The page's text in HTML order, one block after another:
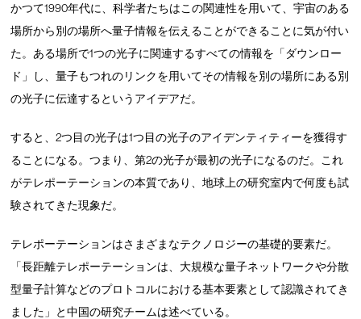
かつて1990年代に、科学者たちはこの関連性を用いて、宇宙のある
場所から別の場所へ量子情報を伝えることができることに気が付い
た。ある場所で1つの光子に関連するすべての情報を「ダウンロー
ド」し、量子もつれのリンクを用いてその情報を別の場所にある別
の光子に伝達するというアイデアだ。
すると、2つ目の光子は1つ目の光子のアイデンティティーを獲得す
ることになる。つまり、第2の光子が最初の光子になるのだ。これ
がテレポーテーションの本質であり、地球上の研究室内で何度も試
験されてきた現象だ。
テレポーテーションはさまざまなテクノロジーの基礎的要素だ。
「長距離テレポーテーションは、大規模な量子ネットワークや分散
型量子計算などのプロトコルにおける基本要素として認識されてき
ました」と中国の研究チームは述べている。